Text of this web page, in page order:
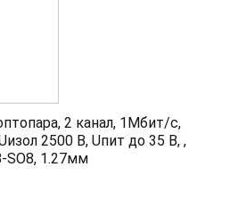
2 канал, 1Мбит/с,
2500 В, Uпит до 35 В, ,
SO8, 1.27мм